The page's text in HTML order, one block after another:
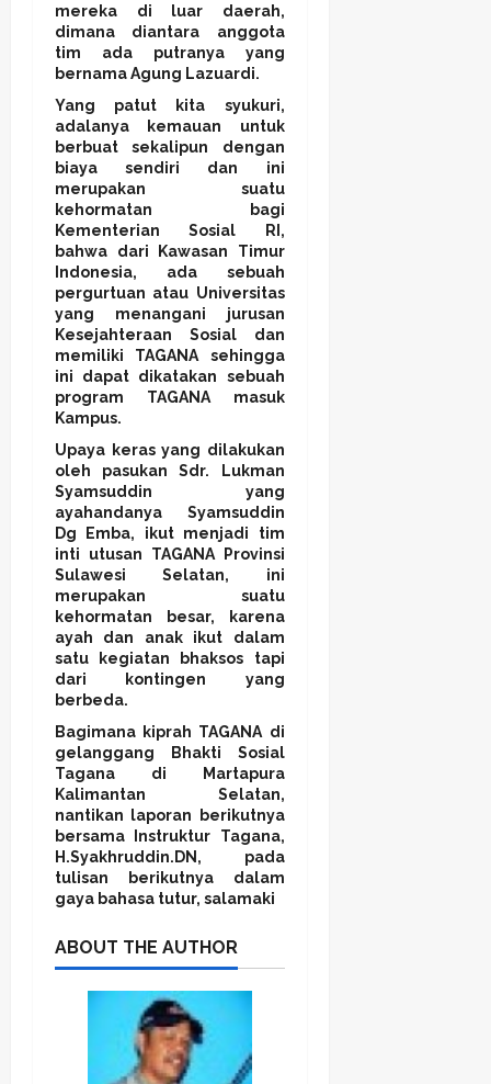
mereka di luar daerah,
dimana diantara anggota
tim ada putranya yang
bernama Agung Lazuardi.
Yang patut kita syukuri,
adalanya kemauan untuk
berbuat sekalipun dengan
biaya sendiri dan ini
merupakan suatu
kehormatan bagi
Kementerian Sosial RI,
bahwa dari Kawasan Timur
Indonesia, ada sebuah
pergurtuan atau Universitas
yang menangani jurusan
Kesejahteraan Sosial dan
memiliki TAGANA sehingga
ini dapat dikatakan sebuah
program TAGANA masuk
Kampus.
Upaya keras yang dilakukan
oleh pasukan Sdr. Lukman
Syamsuddin yang
ayahandanya Syamsuddin
Dg Emba, ikut menjadi tim
inti utusan TAGANA Provinsi
Sulawesi Selatan, ini
merupakan suatu
kehormatan besar, karena
ayah dan anak ikut dalam
satu kegiatan bhaksos tapi
dari kontingen yang
berbeda.
Bagimana kiprah TAGANA di
gelanggang Bhakti Sosial
Tagana di Martapura
Kalimantan Selatan,
nantikan laporan berikutnya
bersama Instruktur Tagana,
H.Syakhruddin.DN, pada
tulisan berikutnya dalam
gaya bahasa tutur, salamaki
ABOUT THE AUTHOR